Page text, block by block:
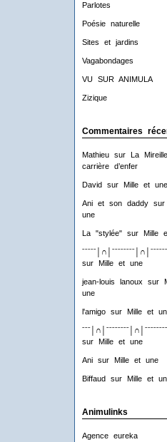
Parlotes
Poésie naturelle
Sites et jardins
Vagabondages
VU SUR ANIMULA
Zizique
Commentaires
Mathieusur
La
carrière d’enfer
David sur Mille et une
Ani et son daddysur
une
La "stylée"sur Mille
sur
Mille et une
jean-louis lanoux sur
une
l'amigosur Mille et
sur
Mille et une
Anisur Mille et une
Biffaud sur Mille et
Animulinks
Agence eureka